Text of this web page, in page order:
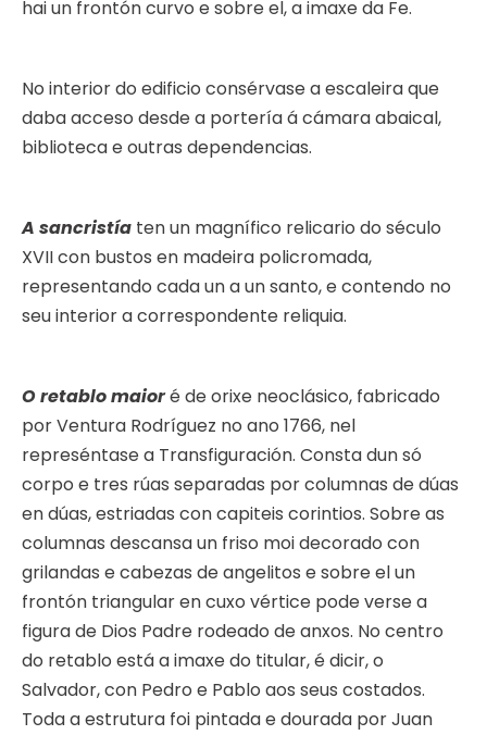
hai un frontón curvo e sobre el, a imaxe da Fe.
No interior do edificio consérvase a escaleira que
daba acceso desde a portería á cámara abaical,
biblioteca e outras dependencias.
A sancristía ten un magnífico relicario do século
XVII con bustos en madeira policromada,
representando cada un a un santo, e contendo no
seu interior a correspondente reliquia.
O retablo maioré de orixe neoclásico, fabricado
por Ventura Rodríguez no ano 1766, nel
represéntase a Transfiguración. Consta dun só
corpo e tres rúas separadas por columnas de dúas
en dúas, estriadas con capiteis corintios. Sobre as
columnas descansa un friso moi decorado con
grilandas e cabezas de angelitos e sobre el un
frontón triangular en cuxo vértice pode verse a
figura de Dios Padre rodeado de anxos. No centro
do retablo está a imaxe do titular, é dicir, o
Salvador, con Pedro e Pablo aos seus costados.
Toda a estrutura foi pintada e dourada por Juan